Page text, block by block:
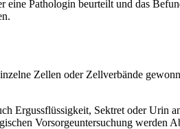
Pathologin beurteilt und das
Zellen oder Zellverbände
Ergussflüssigkeit, Sektret oder Urin
Vorsorgeuntersuchung werden